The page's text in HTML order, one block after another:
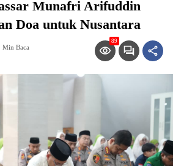
Munafri Arifuddin
Doa untuk Nusantara
Min Baca
89